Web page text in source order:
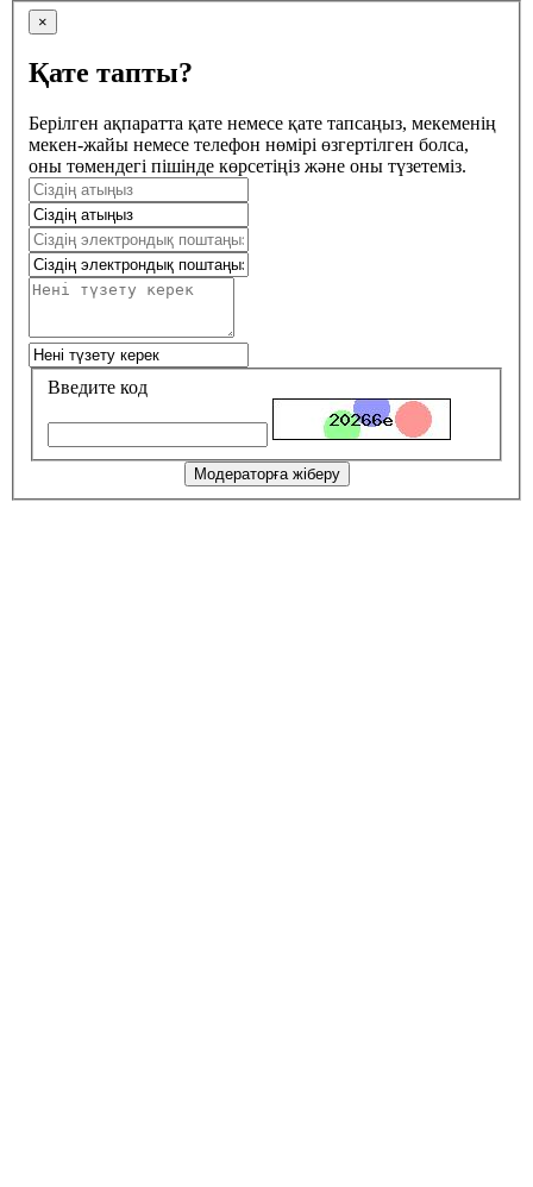
×
Қате тапты?
Берілген ақпаратта қате немесе қате тапсаңыз, мекеменің
мекен-жайы немесе телефон нөмірі өзгертілген болса,
оны төмендегі пішінде көрсетіңіз және оны түзетеміз.
Введите код
Модераторға жіберу